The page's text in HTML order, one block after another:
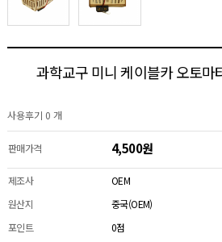
과학교구 미니 케이블카 오토마
사용후기 0 개
판매가격 4,500원
제조사
OEM
원산지
중국(OEM)
포인트
0점